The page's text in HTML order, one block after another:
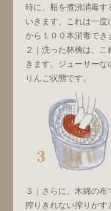
時に、瓶を煮沸消毒す
いきます、これは一度
から１００本消毒でき
２｜洗った林檎は、
きます。ジューサー
りんご状態です。
３｜さらに、木綿の
搾りきれない搾りかす